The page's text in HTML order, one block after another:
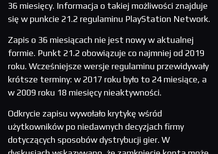
36 miesięcy. Informacja o takiej możliwości znajduje
się w punkcie 21.2 regulaminu PlayStation Network.
Zapis o 36 miesiącach nie jest nowy w aktualnej
formie. Punkt 21.2 obowiązuje co najmniej od 2019
roku. Wcześniejsze wersje regulaminu przewidywały
krótsze terminy: w 2017 roku było to 24 miesiące, a
w 2009 roku 18 miesięcy nieaktywności.
Odkrycie zapisu wywołało krytykę wśród
użytkowników po niedawnych decyzjach firmy
dotyczących sposobów dystrybucji gier. W